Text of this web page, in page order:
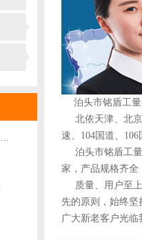
敲击梅花扳手凸型敲击扳手硬度检测方法
泊头市铭盾工量
北依天津、北京
速、104国道、
泊头市铭盾工量
家，产品规格齐
质量、用户至上
先的原则，始终
广大新老客户光